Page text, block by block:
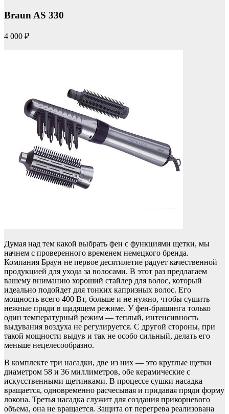
Braun AS 330
4 000 ₽
Думая над тем какой выбрать фен с функциями щетки, мы
начнем с проверенного временем немецкого бренда.
Компания Браун не первое десятилетие радует качественной
продукцией для ухода за волосами. В этот раз предлагаем
вашему вниманию хороший стайлер для волос, который
идеально подойдет для тонких капризных волос. Его
мощность всего 400 Вт, больше и не нужно, чтобы сушить
нежные пряди в щадящем режиме. У фен-брашинга только
один температурный режим — теплый, интенсивность
выдувания воздуха не регулируется. С другой стороны, при
такой мощности выдув и так не особо сильный, делать его
меньше нецелесообразно.
В комплекте три насадки, две из них — это круглые щетки
диаметром 58 и 36 миллиметров, обе керамические с
искусственными щетинками. В процессе сушки насадка
вращается, одновременно расчесывая и придавая пряди форму
локона. Третья насадка служит для создания прикорневого
объема, она не вращается. Защита от перегрева реализована